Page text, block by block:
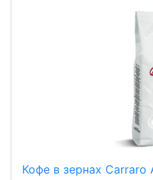
Кофе в зернах Carraro